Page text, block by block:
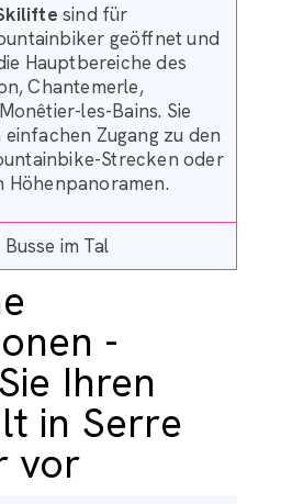
sind für
geöffnet und
Hauptbereiche des
Chantemerle,
les-Bains. Sie
Zugang zu den
Strecken oder
Höhenpanoramen.
im Tal
-
Ihren
in Serre
vor